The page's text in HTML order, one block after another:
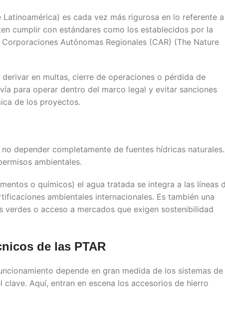
es cada vez más rigurosa en lo referente a
cumplir con estándares como los establecidos por la
Autónomas Regionales (CAR) (The Nature
en multas, cierre de operaciones o pérdida de
para operar dentro del marco legal y evitar sanciones
de los proyectos.
depender completamente de fuentes hídricas naturales.
ambientales.
o químicos) el agua tratada se integra a las líneas
ambientales internacionales. Es también una
o acceso a mercados que exigen sostenibilidad
de las PTAR
depende en gran medida de los sistemas de
Aquí, entran en escena los accesorios de hierro